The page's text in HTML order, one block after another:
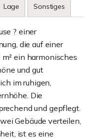
Lage Sonstiges
? einer
die auf einer
ein harmonisches
und gut
im ruhigen,
Die
und gepflegt.
Gebäude verteilen,
ist es eine